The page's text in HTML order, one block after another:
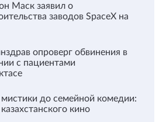
Маск заявил о
заводов SpaceX на
опроверг обвинения в
с пациентами
до семейной комедии:
кино